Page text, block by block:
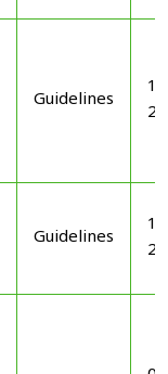
Guidelines
Guidelines